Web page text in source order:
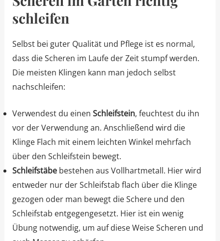
schleifen
Selbst bei guter Qualität und Pflege ist es normal,
dass die Scheren im Laufe der Zeit stumpf werden.
Die meisten Klingen kann man jedoch selbst
nachschleifen:
Verwendest du einen Schleifstein, feuchtest du ihn
vor der Verwendung an. Anschließend wird die
Klinge Flach mit einem leichten Winkel mehrfach
über den Schleifstein bewegt.
Schleifstäbe bestehen aus Vollhartmetall. Hier wird
entweder nur der Schleifstab flach über die Klinge
gezogen oder man bewegt die Schere und den
Schleifstab entgegengesetzt. Hier ist ein wenig
Übung notwendig, um auf diese Weise Scheren und